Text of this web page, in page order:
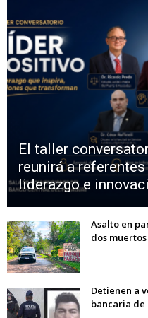
El taller
reunirá a
liderazgo e
Asalto en
dos
Detienen a
bancaria de